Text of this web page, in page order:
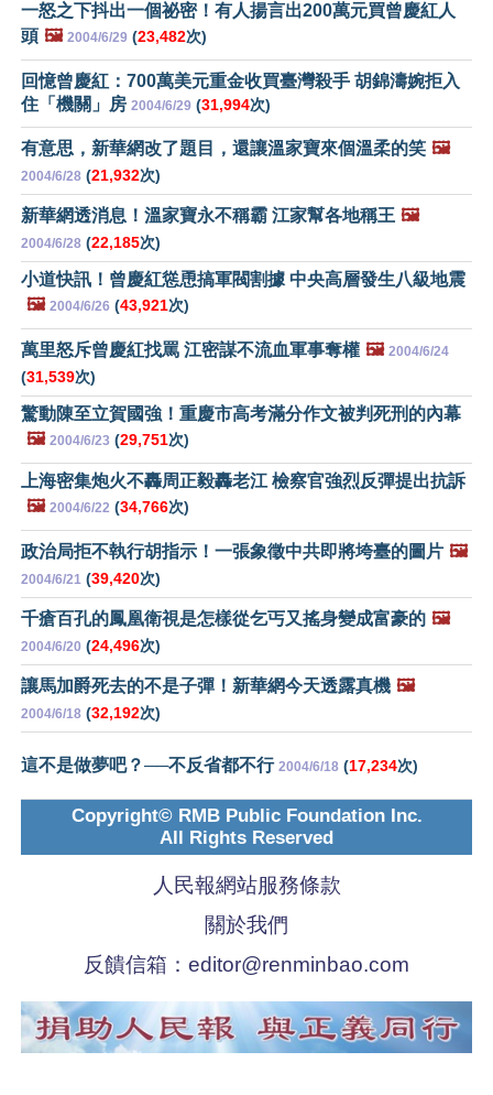
一怒之下抖出一個祕密！有人揚言出200萬元買曾慶紅人
頭 🖼️ 2004/6/29 (23,482次)
回憶曾慶紅：700萬美元重金收買臺灣殺手 胡錦濤婉拒入
住「機關」房 2004/6/29 (31,994次)
有意思，新華網改了題目，還讓溫家寶來個溫柔的笑 🖼️
2004/6/28 (21,932次)
新華網透消息！溫家寶永不稱霸 江家幫各地稱王 🖼️
2004/6/28 (22,185次)
小道快訊！曾慶紅慫恿搞軍閥割據 中央高層發生八級地震
🖼️ 2004/6/26 (43,921次)
萬里怒斥曾慶紅找罵 江密謀不流血軍事奪權 🖼️ 2004/6/24
(31,539次)
驚動陳至立賀國強！重慶市高考滿分作文被判死刑的內幕
🖼️ 2004/6/23 (29,751次)
上海密集炮火不轟周正毅轟老江 檢察官強烈反彈提出抗訴
🖼️ 2004/6/22 (34,766次)
政治局拒不執行胡指示！一張象徵中共即將垮臺的圖片 🖼️
2004/6/21 (39,420次)
千瘡百孔的鳳凰衛視是怎樣從乞丐又搖身變成富豪的 🖼️
2004/6/20 (24,496次)
讓馬加爵死去的不是子彈！新華網今天透露真機 🖼️
2004/6/18 (32,192次)
這不是做夢吧？──不反省都不行 2004/6/18 (17,234次)
Copyright© RMB Public Foundation Inc.
All Rights Reserved
人民報網站服務條款
關於我們
反饋信箱： editor@renminbao.com